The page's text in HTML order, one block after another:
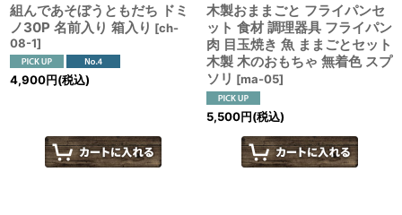
組んであそぼうともだち ドミ
ノ30P 名前入り 箱入り [ch-
08-1]
4,900円(税込)
木製おままごと フライパンセ
ット 食材 調理器具 フライパン
肉 目玉焼き 魚 ままごとセット
木製 木のおもちゃ 無着色 スプ
ソリ [ma-05]
5,500円(税込)